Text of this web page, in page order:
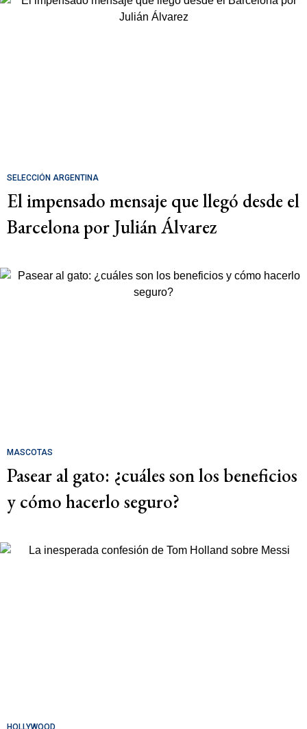
SELECCIÓN ARGENTINA
El impensado mensaje que llegó desde el
Barcelona por Julián Álvarez
MASCOTAS
Pasear al gato: ¿cuáles son los beneficios
y cómo hacerlo seguro?
HOLLYWOOD